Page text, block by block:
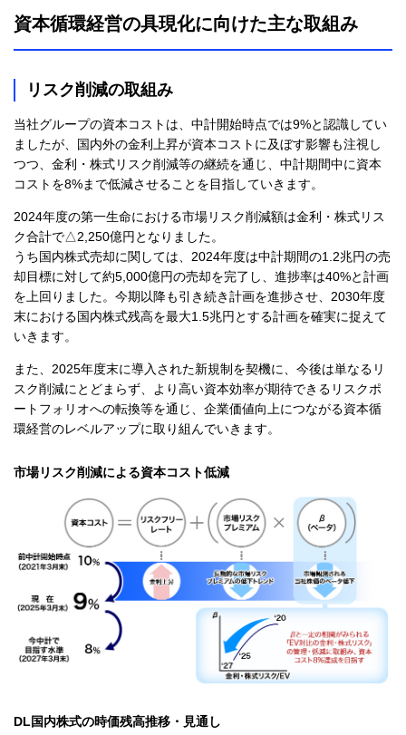
資本循環経営の具現化に向けた主な取組み
リスク削減の取組み
当社グループの資本コストは、中計開始時点では9%と認識してい
ましたが、国内外の金利上昇が資本コストに及ぼす影響も注視し
つつ、金利・株式リスク削減等の継続を通じ、中計期間中に資本
コストを8%まで低減させることを目指していきます。
2024年度の第一生命における市場リスク削減額は金利・株式リス
ク合計で△2,250億円となりました。
うち国内株式売却に関しては、2024年度は中計期間の1.2兆円の売
却目標に対して約5,000億円の売却を完了し、進捗率は40%と計画
を上回りました。今期以降も引き続き計画を進捗させ、2030年度
末における国内株式残高を最大1.5兆円とする計画を確実に捉えて
いきます。
また、2025年度末に導入された新規制を契機に、今後は単なるリ
スク削減にとどまらず、より高い資本効率が期待できるリスクポ
ートフォリオへの転換等を通じ、企業価値向上につながる資本循
環経営のレベルアップに取り組んでいきます。
市場リスク削減による資本コスト低減
DL国内株式の時価残高推移・見通し